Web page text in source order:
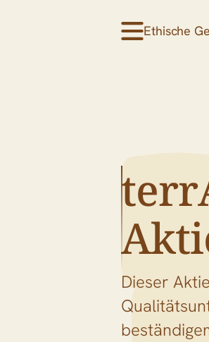
Ethische
Dieser